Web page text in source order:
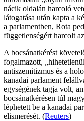
nácik oldalán harcoló
látogatása után kapta a
a parlamentben, Rota
függetlenségért harcolt
A bocsánatkérést
fogalmazott,
antiszemitizmus és a
kanadai parlament
egységének tagja volt,
bocsánatkérésen túl
léphetett be a kanadai
elismerését. (Reuters)